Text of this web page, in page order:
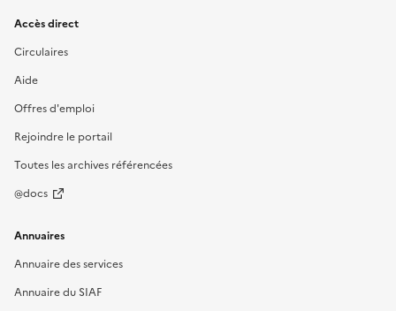
Accès direct
Circulaires
Aide
Offres d'emploi
Rejoindre le portail
Toutes les archives référencées
@docs
Annuaires
Annuaire des services
Annuaire du SIAF